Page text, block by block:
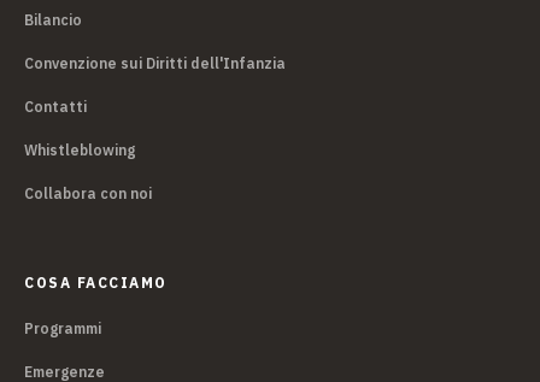
Bilancio
Convenzione sui Diritti dell'Infanzia
Contatti
Whistleblowing
Collabora con noi
COSA FACCIAMO
Programmi
Emergenze